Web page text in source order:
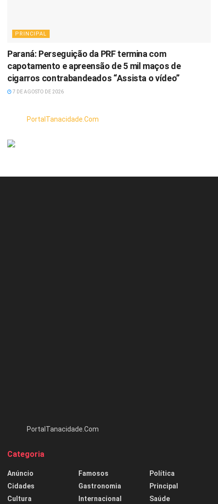
PRINCIPAL
Paraná: Perseguição da PRF termina com
capotamento e apreensão de 5 mil maços de
cigarros contrabandeados “Assista o vídeo”
7 DE AGOSTO DE 2026
PortalTanacidade.Com
PortalTanacidade.Com
Categoria
Anúncio
Cidades
Cultura
Famosos
Gastronomia
Internacional
Política
Principal
Saúde